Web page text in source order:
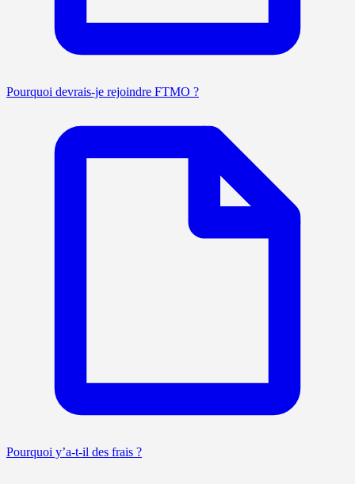
Pourquoi devrais-je rejoindre FTMO ?
Pourquoi y’a-t-il des frais ?